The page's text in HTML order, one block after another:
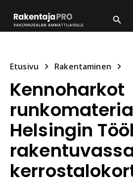
Etusivu Rakentaminen
Kennoharkot
Helsingin